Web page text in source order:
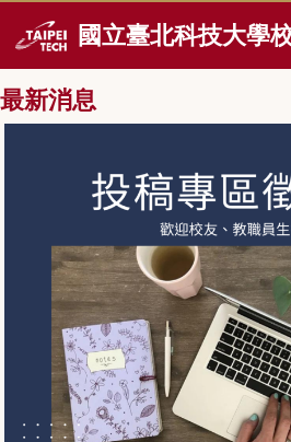
到
要
內
國立臺北科技大學
最新消息